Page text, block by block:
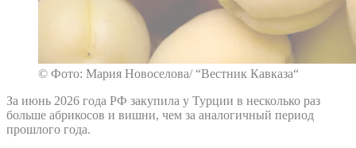
© Фото: Мария Новоселова/ “Вестник Кавказа“
За июнь 2026 года РФ закупила у Турции в несколько раз
больше абрикосов и вишни, чем за аналогичный период
прошлого года.